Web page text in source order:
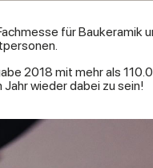
für Baukeramik
2018 mit mehr als
Jahr wieder dabei zu sein!